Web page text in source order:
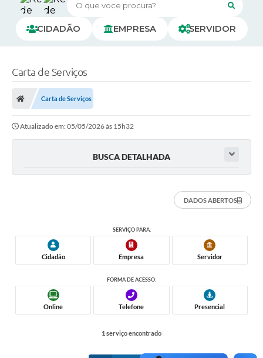
O que voce procura?
CIDADÃO EMPRESA SERVIDOR
Carta de Serviços
Carta de Serviços
Atualizado em: 05/05/2026 às 15h32
BUSCA DETALHADA
DADOS ABERTOS
SERVIÇO PARA:
Cidadão Empresa Servidor
FORMA DE ACESSO:
Online Telefone Presencial
1 serviço encontrado